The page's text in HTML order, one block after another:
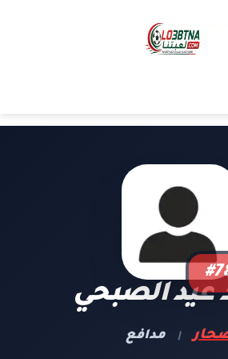
عيد الصبحي
| مدافع